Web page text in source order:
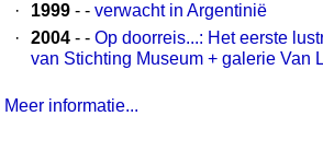
·
1999 - - verwacht in Argentinië
·
2004 - - Op doorreis...: Het eerste
van Stichting Museum + galerie Van
Meer informatie...